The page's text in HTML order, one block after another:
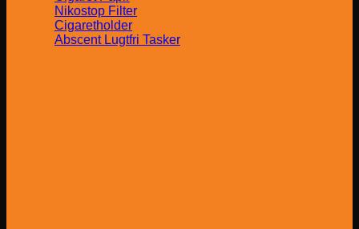
Nikostop Filter
Cigaretholder
Abscent Lugtfri Tasker